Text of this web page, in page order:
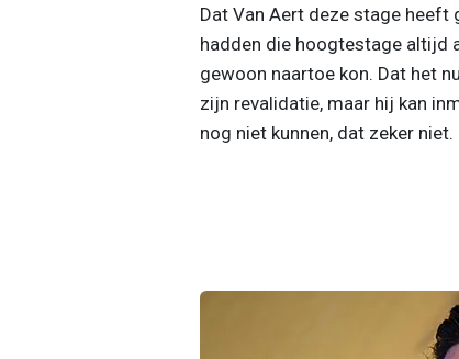
Dat Van Aert deze stage heeft
hadden die hoogtestage altijd
gewoon naartoe kon. Dat het
zijn revalidatie, maar hij kan
nog niet kunnen, dat zeker